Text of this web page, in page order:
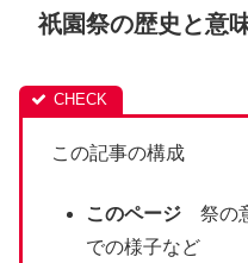
祇園祭の歴史と意
この記事の構成
このページ 祭の
での様子など